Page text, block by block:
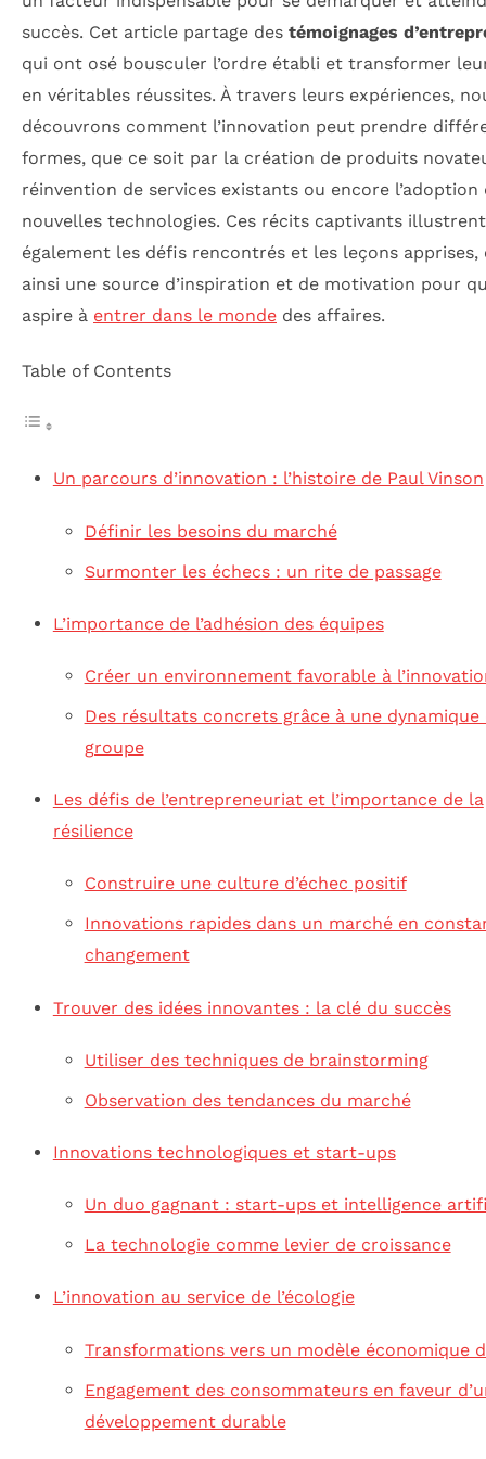
succès. Cet article partage des témoignages
qui ont osé bousculer l’ordre établi et transformer
en véritables réussites. À travers leurs expériences,
découvrons comment l’innovation peut prendre
formes, que ce soit par la création de produits
réinvention de services existants ou encore l’adoption
nouvelles technologies. Ces récits captivants illustrent
également les défis rencontrés et les leçons
ainsi une source d’inspiration et de motivation pour
aspire à entrer dans le monde des affaires.
Table of Contents
Un parcours d’innovation : l’histoire de Paul Vinson
Définir les besoins du marché
Surmonter les échecs : un rite de passage
L’importance de l’adhésion des équipes
Créer un environnement favorable à
Des résultats concrets grâce à une dynamique
groupe
Les défis de l’entrepreneuriat et l’importance de la
résilience
Construire une culture d’échec positif
Innovations rapides dans un marché en
changement
Trouver des idées innovantes : la clé du succès
Utiliser des techniques de brainstorming
Observation des tendances du marché
Innovations technologiques et start-ups
Un duo gagnant : start-ups et intelligence
La technologie comme levier de croissance
L’innovation au service de l’écologie
Transformations vers un modèle économique
Engagement des consommateurs en faveur
développement durable